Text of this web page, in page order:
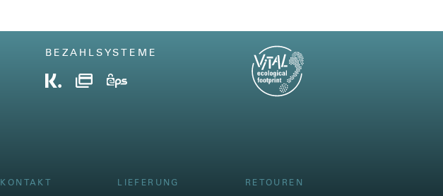
BEZAHLSYSTEME
KONTAKT LIEFERUNG RETOUREN